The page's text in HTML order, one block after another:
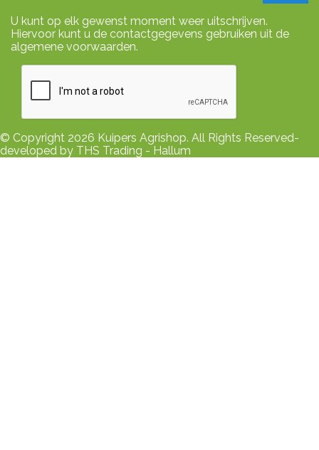
U kunt op elk gewenst moment weer uitschrijven.
Hiervoor kunt u de contactgegevens gebruiken uit de
algemene voorwaarden.
© Copyright 2026 Kuipers Agrishop. All Rights Reserved-
developed by THS Trading - Hallum